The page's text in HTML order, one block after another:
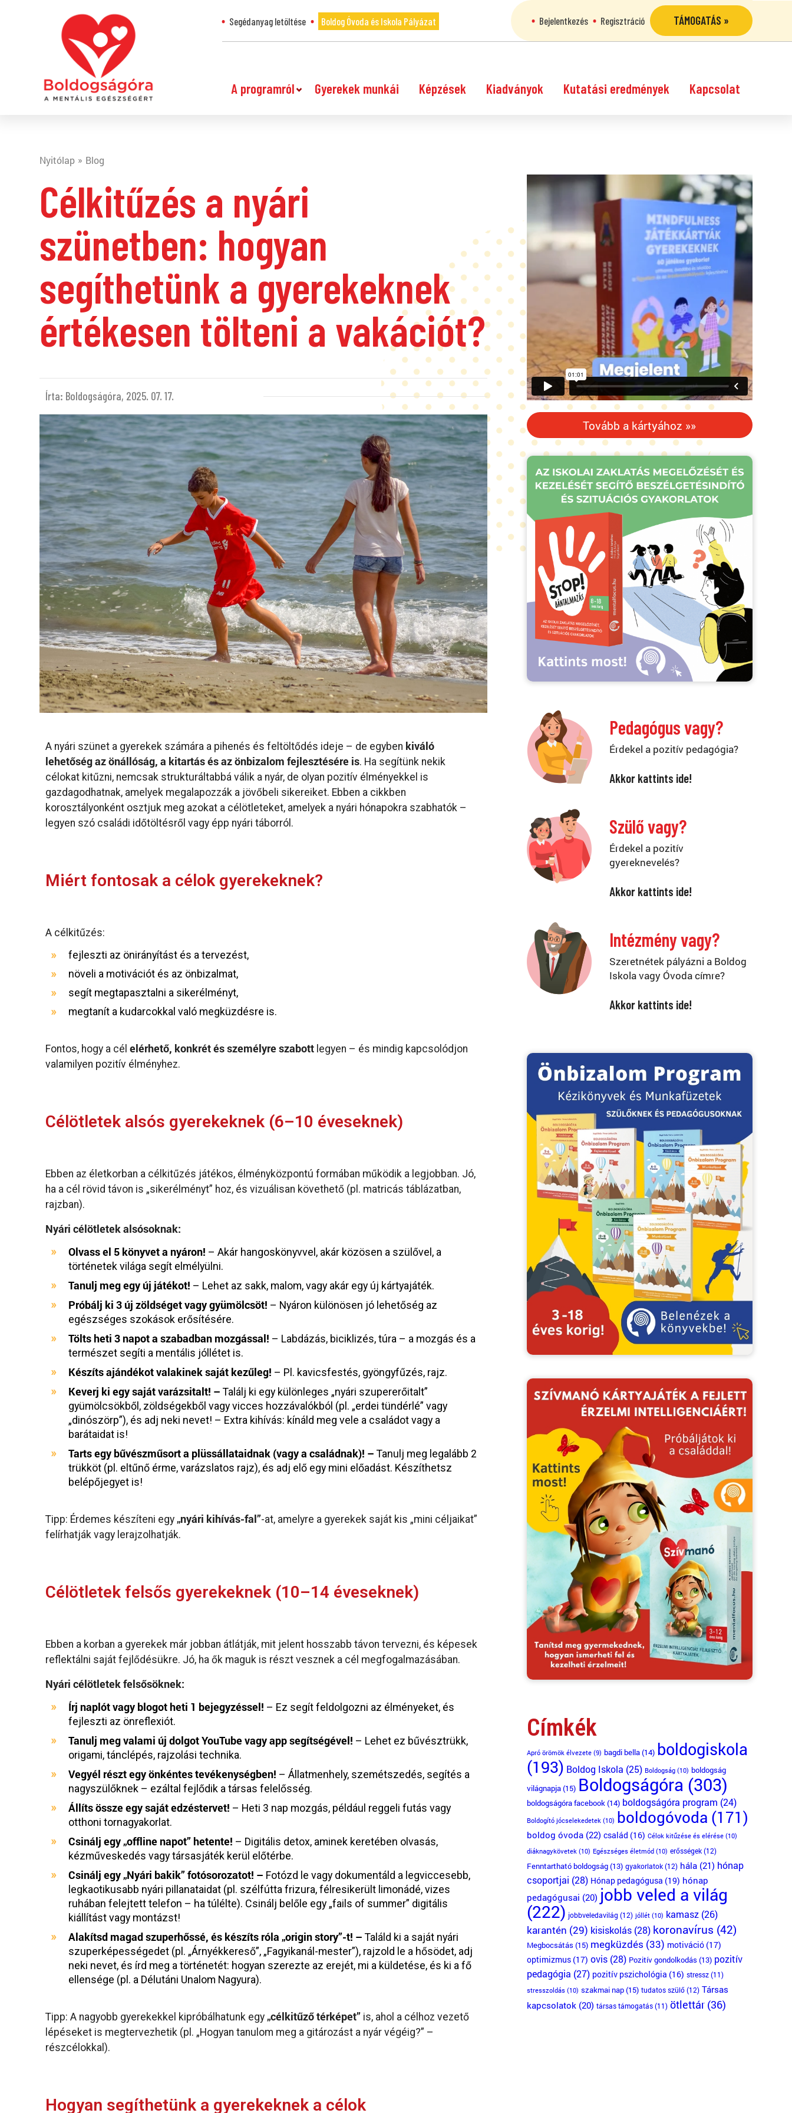
Segédanyag letöltése Boldog Óvoda és Iskola Pályázat Bejelentkezés Regisztráció TÁMOGATÁS »
A programról Gyerekek munkái Képzések Kiadványok Kutatási eredmények Kapcsolat
Nyitólap Blog
Célkitűzés a nyári
szünetben: hogyan
segíthetünk a gyerekeknek
értékesen tölteni a vakációt?
Írta: Boldogságóra, 2025. 07. 17.
A nyári szünet a gyerekek számára a pihenés és feltöltődés ideje – de egyben kiváló
lehetőség az önállóság, a kitartás és az önbizalom fejlesztésére is. Ha segítünk nekik
célokat kitűzni, nemcsak strukturáltabbá válik a nyár, de olyan pozitív élményekkel is
gazdagodhatnak, amelyek megalapozzák a jövőbeli sikereiket. Ebben a cikkben
korosztályonként osztjuk meg azokat a célötleteket, amelyek a nyári hónapokra szabhatók –
legyen szó családi időtöltésről vagy épp nyári táborról.
Miért fontosak a célok gyerekeknek?
A célkitűzés:
fejleszti az önirányítást és a tervezést,
növeli a motivációt és az önbizalmat,
segít megtapasztalni a sikerélményt,
megtanít a kudarcokkal való megküzdésre is.
Fontos, hogy a cél elérhető, konkrét és személyre szabott legyen – és mindig kapcsolódjon
valamilyen pozitív élményhez.
Célötletek alsós gyerekeknek (6–10 éveseknek)
Ebben az életkorban a célkitűzés játékos, élményközpontú formában működik a legjobban. Jó,
ha a cél rövid távon is „sikerélményt” hoz, és vizuálisan követhető (pl. matricás táblázatban,
rajzban).
Nyári célötletek alsósoknak:
Olvass el 5 könyvet a nyáron! – Akár hangoskönyvvel, akár közösen a szülővel, a
történetek világa segít elmélyülni.
Tanulj meg egy új játékot! – Lehet az sakk, malom, vagy akár egy új kártyajáték.
Próbálj ki 3 új zöldséget vagy gyümölcsöt! – Nyáron különösen jó lehetőség az
egészséges szokások erősítésére.
Tölts heti 3 napot a szabadban mozgással! – Labdázás, biciklizés, túra – a mozgás és a
természet segíti a mentális jóllétet is.
Készíts ajándékot valakinek saját kezűleg! – Pl. kavicsfestés, gyöngyfűzés, rajz.
Keverj ki egy saját varázsitalt! –Találj ki egy különleges „nyári szupererőitalt”
gyümölcsökből, zöldségekből vagy vicces hozzávalókból (pl. „erdei tündérlé” vagy
„dinószörp”), és adj neki nevet! – Extra kihívás: kínáld meg vele a családot vagy a
barátaidat is!
Tarts egy bűvészműsort a plüssállataidnak (vagy a családnak)! –Tanulj meg legalább 2
trükköt (pl. eltűnő érme, varázslatos rajz), és adj elő egy mini előadást. Készíthetsz
belépőjegyet is!
Tipp: Érdemes készíteni egy „nyári kihívás-fal”-at, amelyre a gyerekek saját kis „mini céljaikat”
felírhatják vagy lerajzolhatják.
Célötletek felsős gyerekeknek (10–14 éveseknek)
Ebben a korban a gyerekek már jobban átlátják, mit jelent hosszabb távon tervezni, és képesek
reflektálni saját fejlődésükre. Jó, ha ők maguk is részt vesznek a cél megfogalmazásában.
Nyári célötletek felsősöknek:
Írj naplót vagy blogot heti 1 bejegyzéssel! – Ez segít feldolgozni az élményeket, és
fejleszti az önreflexiót.
Tanulj meg valami új dolgot YouTube vagy app segítségével! – Lehet ez bűvésztrükk,
origami, tánclépés, rajzolási technika.
Vegyél részt egy önkéntes tevékenységben! – Állatmenhely, szemétszedés, segítés a
nagyszülőknek – ezáltal fejlődik a társas felelősség.
Állíts össze egy saját edzéstervet! – Heti 3 nap mozgás, például reggeli futás vagy
otthoni tornagyakorlat.
Csinálj egy „offline napot” hetente! – Digitális detox, aminek keretében olvasás,
kézműveskedés vagy társasjáték kerül előtérbe.
Csinálj egy „Nyári bakik” fotósorozatot! – Fotózd le vagy dokumentáld a legviccesebb,
legkaotikusabb nyári pillanataidat (pl. szélfútta frizura, félresikerült limonádé, vizes
ruhában felejtett telefon – ha túlélte). Csinálj belőle egy „fails of summer” digitális
kiállítást vagy montázst!
Alakítsd magad szuperhőssé, és készíts róla „origin story”-t! –Találd ki a saját nyári
szuperképességedet (pl. „Árnyékkereső”, „Fagyikanál-mester”), rajzold le a hősödet, adj
neki nevet, és írd meg a történetét: hogyan szerezte az erejét, mi a küldetése, és ki a fő
ellensége (pl. a Délutáni Unalom Nagyura).
Tipp: A nagyobb gyerekekkel kipróbálhatunk egy „célkitűző térképet” is, ahol a célhoz vezető
lépéseket is megtervezhetik (pl. „Hogyan tanulom meg a gitározást a nyár végéig?” –
részcélokkal).
Hogyan segíthetünk a gyerekeknek a célok
Tovább a kártyához »»
Pedagógus vagy?
Érdekel a pozitív pedagógia?
Akkor kattints ide!
Szülő vagy?
Érdekel a pozitív
gyereknevelés?
Akkor kattints ide!
Intézmény vagy?
Szeretnétek pályázni a Boldog
Iskola vagy Óvoda címre?
Akkor kattints ide!
Címkék
Apró örömök élvezete(9) bagdi bella(14) boldogiskola
(193) Boldog Iskola (25) Boldogság(10) boldogság
világnapja(15) Boldogságóra (303)
boldogságóra facebook(14) boldogságóra program (24)
Boldogító jócselekedetek (10) boldogóvoda (171)
boldog óvoda(22) család (16) Célok kitűzése és elérése(10)
diáknagykövetek (10) Egészséges életmód(10) erősségek(12)
Fenntartható boldogság(13) gyakorlatok(12) hála(21) hónap
csoportjai (28) Hónap pedagógusa (19) hónap
pedagógusai (20) jobb veled a világ
(222) jobbveledavilág (12) jóllét(10) kamasz(26)
karantén (29) kisiskolás(28) koronavírus (42)
Megbocsátás (15) megküzdés (33) motiváció(17)
optimizmus(17) ovis(28) Pozitív gondolkodás (13) pozitív
pedagógia (27) pozitív pszichológia (16) stressz(11)
stresszoldás(10) szakmai nap(15) tudatos szülő(12) Társas
kapcsolatok (20) társas támogatás(11) ötlettár(36)